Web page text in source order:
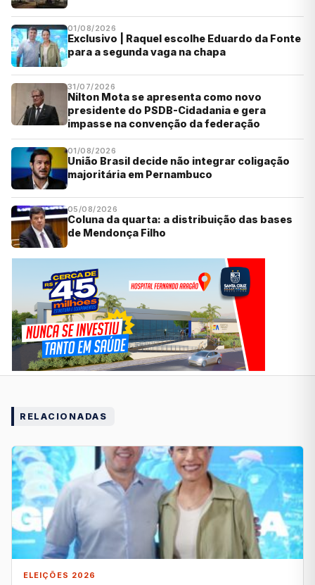
01/08/2026
Exclusivo | Raquel escolhe Eduardo da Fonte
para a segunda vaga na chapa
31/07/2026
Nilton Mota se apresenta como novo
presidente do PSDB-Cidadania e gera
impasse na convenção da federação
01/08/2026
União Brasil decide não integrar coligação
majoritária em Pernambuco
05/08/2026
Coluna da quarta: a distribuição das bases
de Mendonça Filho
RELACIONADAS
ELEIÇÕES 2026